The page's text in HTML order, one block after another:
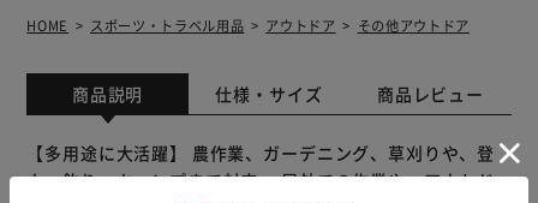
HOME スポーツ・トラベル用品 アウトドア その他アウトドア
商品説明 仕様・サイズ 商品レビュー
【多用途に大活躍】 農作業、ガーデニング、草刈りや、登
山、釣り、キャンプまで対応。 屋外での作業や、アウトド